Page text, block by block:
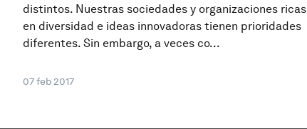
distintos. Nuestras sociedades y organizaciones ricas
en diversidad e ideas innovadoras tienen prioridades
diferentes. Sin embargo, a veces co...
07 feb 2017